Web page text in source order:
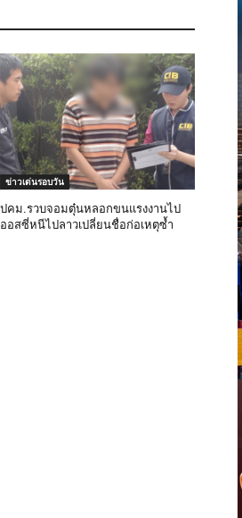
ข่าวเด่นรอบวัน
ปคม.รวบจอมตุ๋นหลอกขนแรงงานไป
ออสซี่หนีไปลาวเปลี่ยนชื่อก่อเหตุซ้ำ